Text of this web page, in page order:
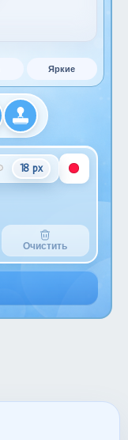
Яркие
18 px
Очистить